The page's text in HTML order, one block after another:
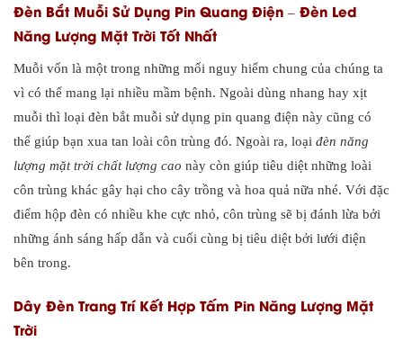
Đèn Bắt Muỗi Sử Dụng Pin Quang Điện – Đèn Led
Năng Lượng Mặt Trời Tốt Nhất
Muỗi vốn là một trong những mối nguy hiểm chung của chúng ta
vì có thể mang lại nhiều mầm bệnh. Ngoài dùng nhang hay xịt
muỗi thì loại đèn bắt muỗi sử dụng pin quang điện này cũng có
thể giúp bạn xua tan loài côn trùng đó. Ngoài ra, loại đèn năng
lượng mặt trời chất lượng cao này còn giúp tiêu diệt những loài
côn trùng khác gây hại cho cây trồng và hoa quả nữa nhé. Với đặc
điểm hộp đèn có nhiều khe cực nhỏ, côn trùng sẽ bị đánh lừa bởi
những ánh sáng hấp dẫn và cuối cùng bị tiêu diệt bởi lưới điện
bên trong.
Dây Đèn Trang Trí Kết Hợp Tấm Pin Năng Lượng Mặt
Trời